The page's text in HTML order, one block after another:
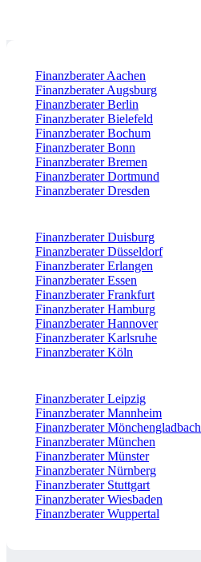
Finanzberater Aachen
Finanzberater Augsburg
Finanzberater Berlin
Finanzberater Bielefeld
Finanzberater Bochum
Finanzberater Bonn
Finanzberater Bremen
Finanzberater Dortmund
Finanzberater Dresden
Finanzberater Duisburg
Finanzberater Düsseldorf
Finanzberater Erlangen
Finanzberater Essen
Finanzberater Frankfurt
Finanzberater Hamburg
Finanzberater Hannover
Finanzberater Karlsruhe
Finanzberater Köln
Finanzberater Leipzig
Finanzberater Mannheim
Finanzberater Mönchengladbach
Finanzberater München
Finanzberater Münster
Finanzberater Nürnberg
Finanzberater Stuttgart
Finanzberater Wiesbaden
Finanzberater Wuppertal